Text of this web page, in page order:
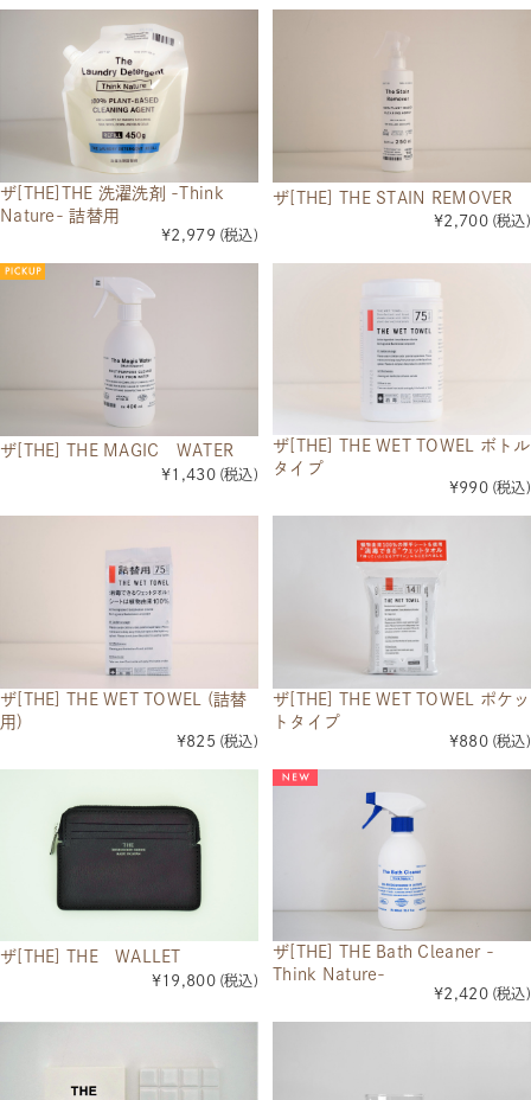
ザ[THE]THE 洗濯洗剤 -Think
Nature- 詰替用
¥2,979 (税込)
ザ[THE] THE STAIN REMOVER
¥2,700 (税込)
ザ[THE] THE MAGIC WATER
¥1,430 (税込)
ザ[THE] THE WET TOWEL ボトル
タイプ
¥990 (税込)
ザ[THE] THE WET TOWEL (詰替
用)
¥825 (税込)
ザ[THE] THE WET TOWEL ポケッ
トタイプ
¥880 (税込)
ザ[THE] THE WALLET
¥19,800 (税込)
ザ[THE] THE Bath Cleaner -
Think Nature-
¥2,420 (税込)